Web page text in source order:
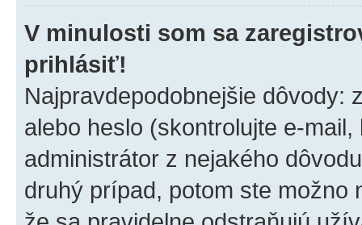
V minulosti som sa
prihlásiť!
Najpravdepodobnejšie dôvody:
alebo heslo (skontrolujte e-
administrátor z nejakého
druhý prípad, potom ste možno